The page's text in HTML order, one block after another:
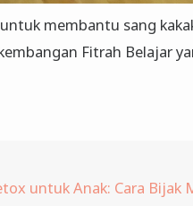
membantu sang
Fitrah Belajar
untuk Anak: Cara Bijak